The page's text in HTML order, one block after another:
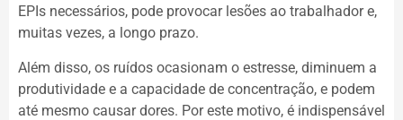
EPIs necessários, pode provocar lesões ao trabalhador e,
muitas vezes, a longo prazo.
Além disso, os ruídos ocasionam o estresse, diminuem a
produtividade e a capacidade de concentração, e podem
até mesmo causar dores. Por este motivo, é indispensável